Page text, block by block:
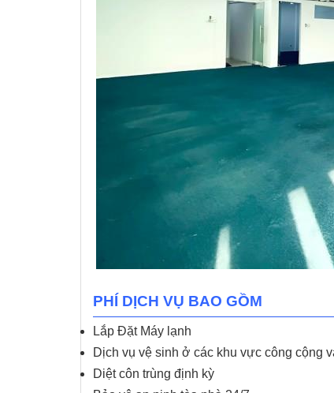
PHÍ DỊCH VỤ BAO GỒM
Lắp Đặt Máy lạnh
Dịch vụ vệ sinh ở các khu vực công cộng
Diệt côn trùng định kỳ